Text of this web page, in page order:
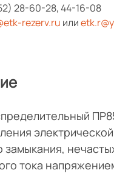
28-60-28,44-16-08
rezerv.ru или
замыкания,
тока